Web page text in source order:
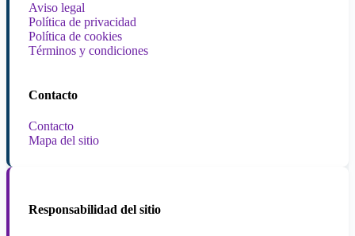
Aviso legal
Política de privacidad
Política de cookies
Términos y condiciones
Contacto
Contacto
Mapa del sitio
Responsabilidad del sitio